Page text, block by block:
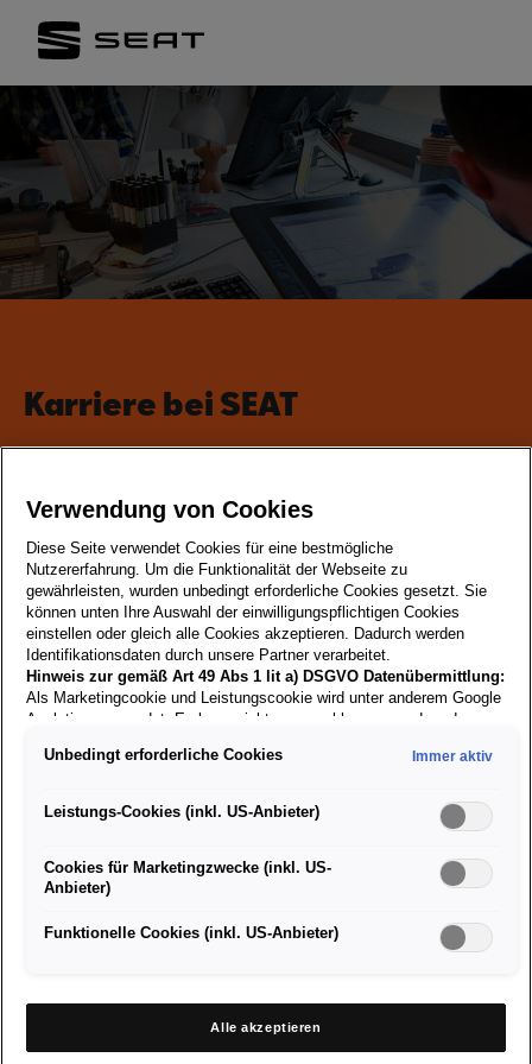
Karriere bei SEAT
Zurück zur
Suche
23.06.2026
🔧 Deine Aufgaben bei uns
Abarbeitung von Werkstattaufträgen
Durchführung von Reparaturen und Servicearbeiten
🎯 Das bringst du mit
Verwendung von Cookies
Diese Seite verwendet Cookies für eine bestmögliche
Nutzererfahrung. Um die Funktionalität der Webseite zu
gewährleisten, wurden unbedingt erforderliche Cookies gesetzt. Sie
können unten Ihre Auswahl der einwilligungspflichtigen Cookies
einstellen oder gleich alle Cookies akzeptieren. Dadurch werden
Identifikationsdaten durch unsere Partner verarbeitet.
Hinweis zur gemäß Art 49 Abs 1 lit a) DSGVO Datenübermittlung:
Als Marketingcookie und Leistungscookie wird unter anderem Google
Analytics verwendet. Es kann nicht ausgeschlossen werden, dass
die USA (insbesondere dort an die Google LLC) weitergibt. In den
gleichwertiges Datenschutzniveau und es fehlt an einem
Angemessenheitsbeschluss der Europäischen Kommission. Hieraus
Betroffener in den USA nicht wirksam durchsetzen können, in den
USA keine Datenschutzgrundsätze bestehen, und weil nicht
Sicherheitsbehörden einen Zugriff auf Daten erlangen können, wobei
Eingriffe in Ihre persönlichen Rechte und Freiheiten nicht auf das
Art 49 Abs 1 lit a) DSGVO der Übermittlung der in den
Unbedingt erforderliche Cookies Immer aktiv
Leistungs-Cookies (inkl. US-Anbieter)
Cookies für Marketingzwecke (inkl. US-
Anbieter)
Funktionelle Cookies (inkl. US-Anbieter)
Alle akzeptieren